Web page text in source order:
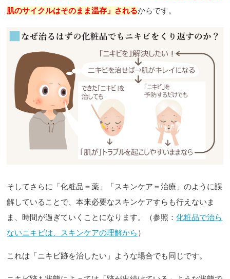
肌のサイクルはそのまま温存」されるからです。
そしてさらに「化粧品＝薬」「スキンケア＝治療」のように誤
解していることで、本来必要なスキンケアすらも行えないま
ま、時間が過ぎていくことになります。（参照：化粧品で治ら
ないニキビは、スキンケアの理解から ）
これは「ニキビ跡を治したい」ような場合でも同じです。